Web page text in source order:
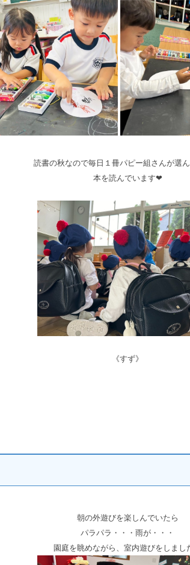
読書の秋なので毎日１冊パピー組さんが選
本を読んでいます❤
《すず》
朝の外遊びを楽しんでいたら
パラパラ・・・雨が・・・
園庭を眺めながら、室内遊びをしま